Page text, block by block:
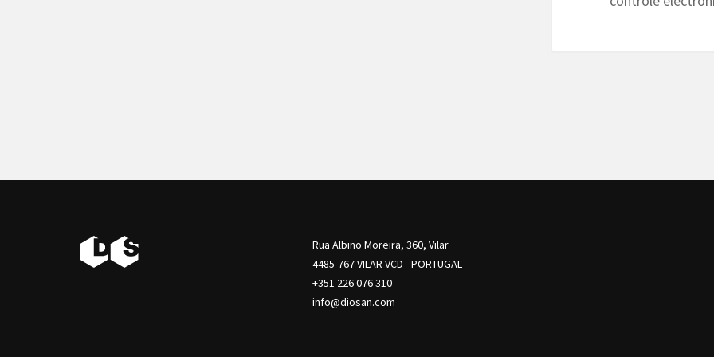
Rua Albino Moreira, 360, Vilar
4485-767 VILAR VCD - PORTUGAL
+351 226 076 310
info@diosan.com